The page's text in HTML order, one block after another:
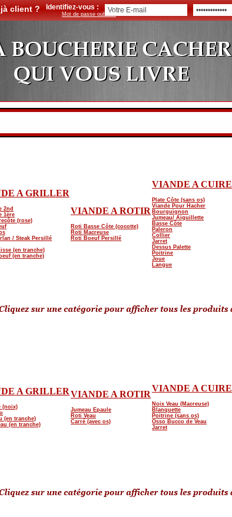
client ? Identifiez-vous :
Mot de passe oublié ?
A GRILLER
2nd
1ère
(rose)
/ Steak Persillé
(en tranche)
(en tranche)
VIANDE A ROTIR
Roti Basse Côte (cocotte)
Roti Macreuse
Roti Boeuf Persillé
VIANDE A CUIRE
Plate Côte (sans os)
Viande Pour Hacher
Bourguignon
Jumeau/ Aiguillette
Basse Côte
Paleron
Collier
Jarret
Dessus Palette
Poitrine
Joue
Langue
A GRILLER
(noix)
(en tranche)
(en tranche)
VIANDE A ROTIR
Jumeau Epaule
Roti Veau
Carré (avec os)
VIANDE A CUIRE
Noix Veau (Macreuse)
Blanquette
Poitrine (sans os)
Osso Bucco de Veau
Jarret